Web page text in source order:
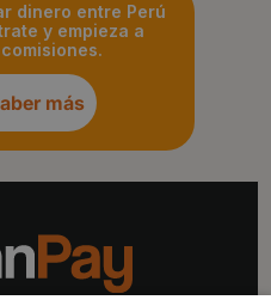
dinero entre Perú
y empieza a
más